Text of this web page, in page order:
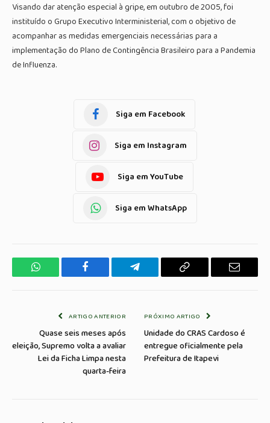
Visando dar atenção especial à gripe, em outubro de 2005, foi
instituído o Grupo Executivo Interministerial, com o objetivo de
acompanhar as medidas emergenciais necessárias para a
implementação do Plano de Contingência Brasileiro para a Pandemia
de Influenza.
Siga em Facebook
Siga em Instagram
Siga em YouTube
Siga em WhatsApp
WhatsApp Facebook Telegrama Copiar
E-
ARTIGO ANTERIOR
Quase seis meses após
eleição, Supremo volta a avaliar
Lei da Ficha Limpa nesta
quarta-feira
PRÓXIMO ARTIGO
Unidade do CRAS Cardoso é
entregue oficialmente pela
Prefeitura de Itapevi